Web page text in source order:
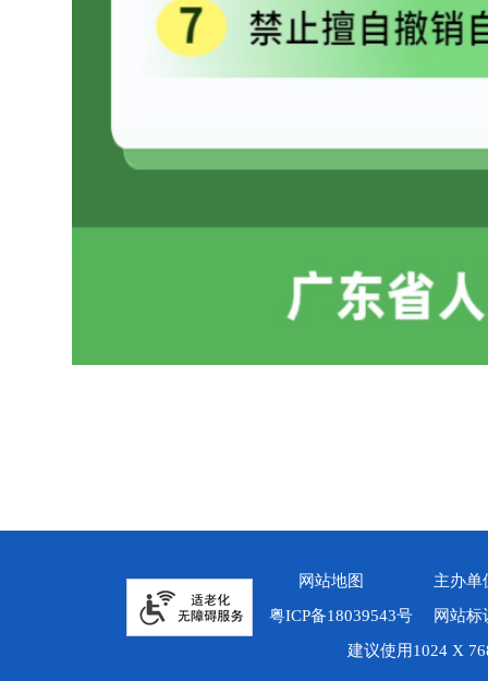
网站地图
主办单
粤ICP备18039543号
网站标
建议使用1024 X